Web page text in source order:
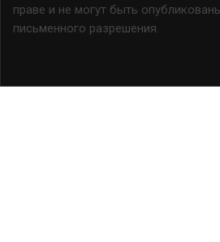
праве и не могут быть
письменного разрешения.